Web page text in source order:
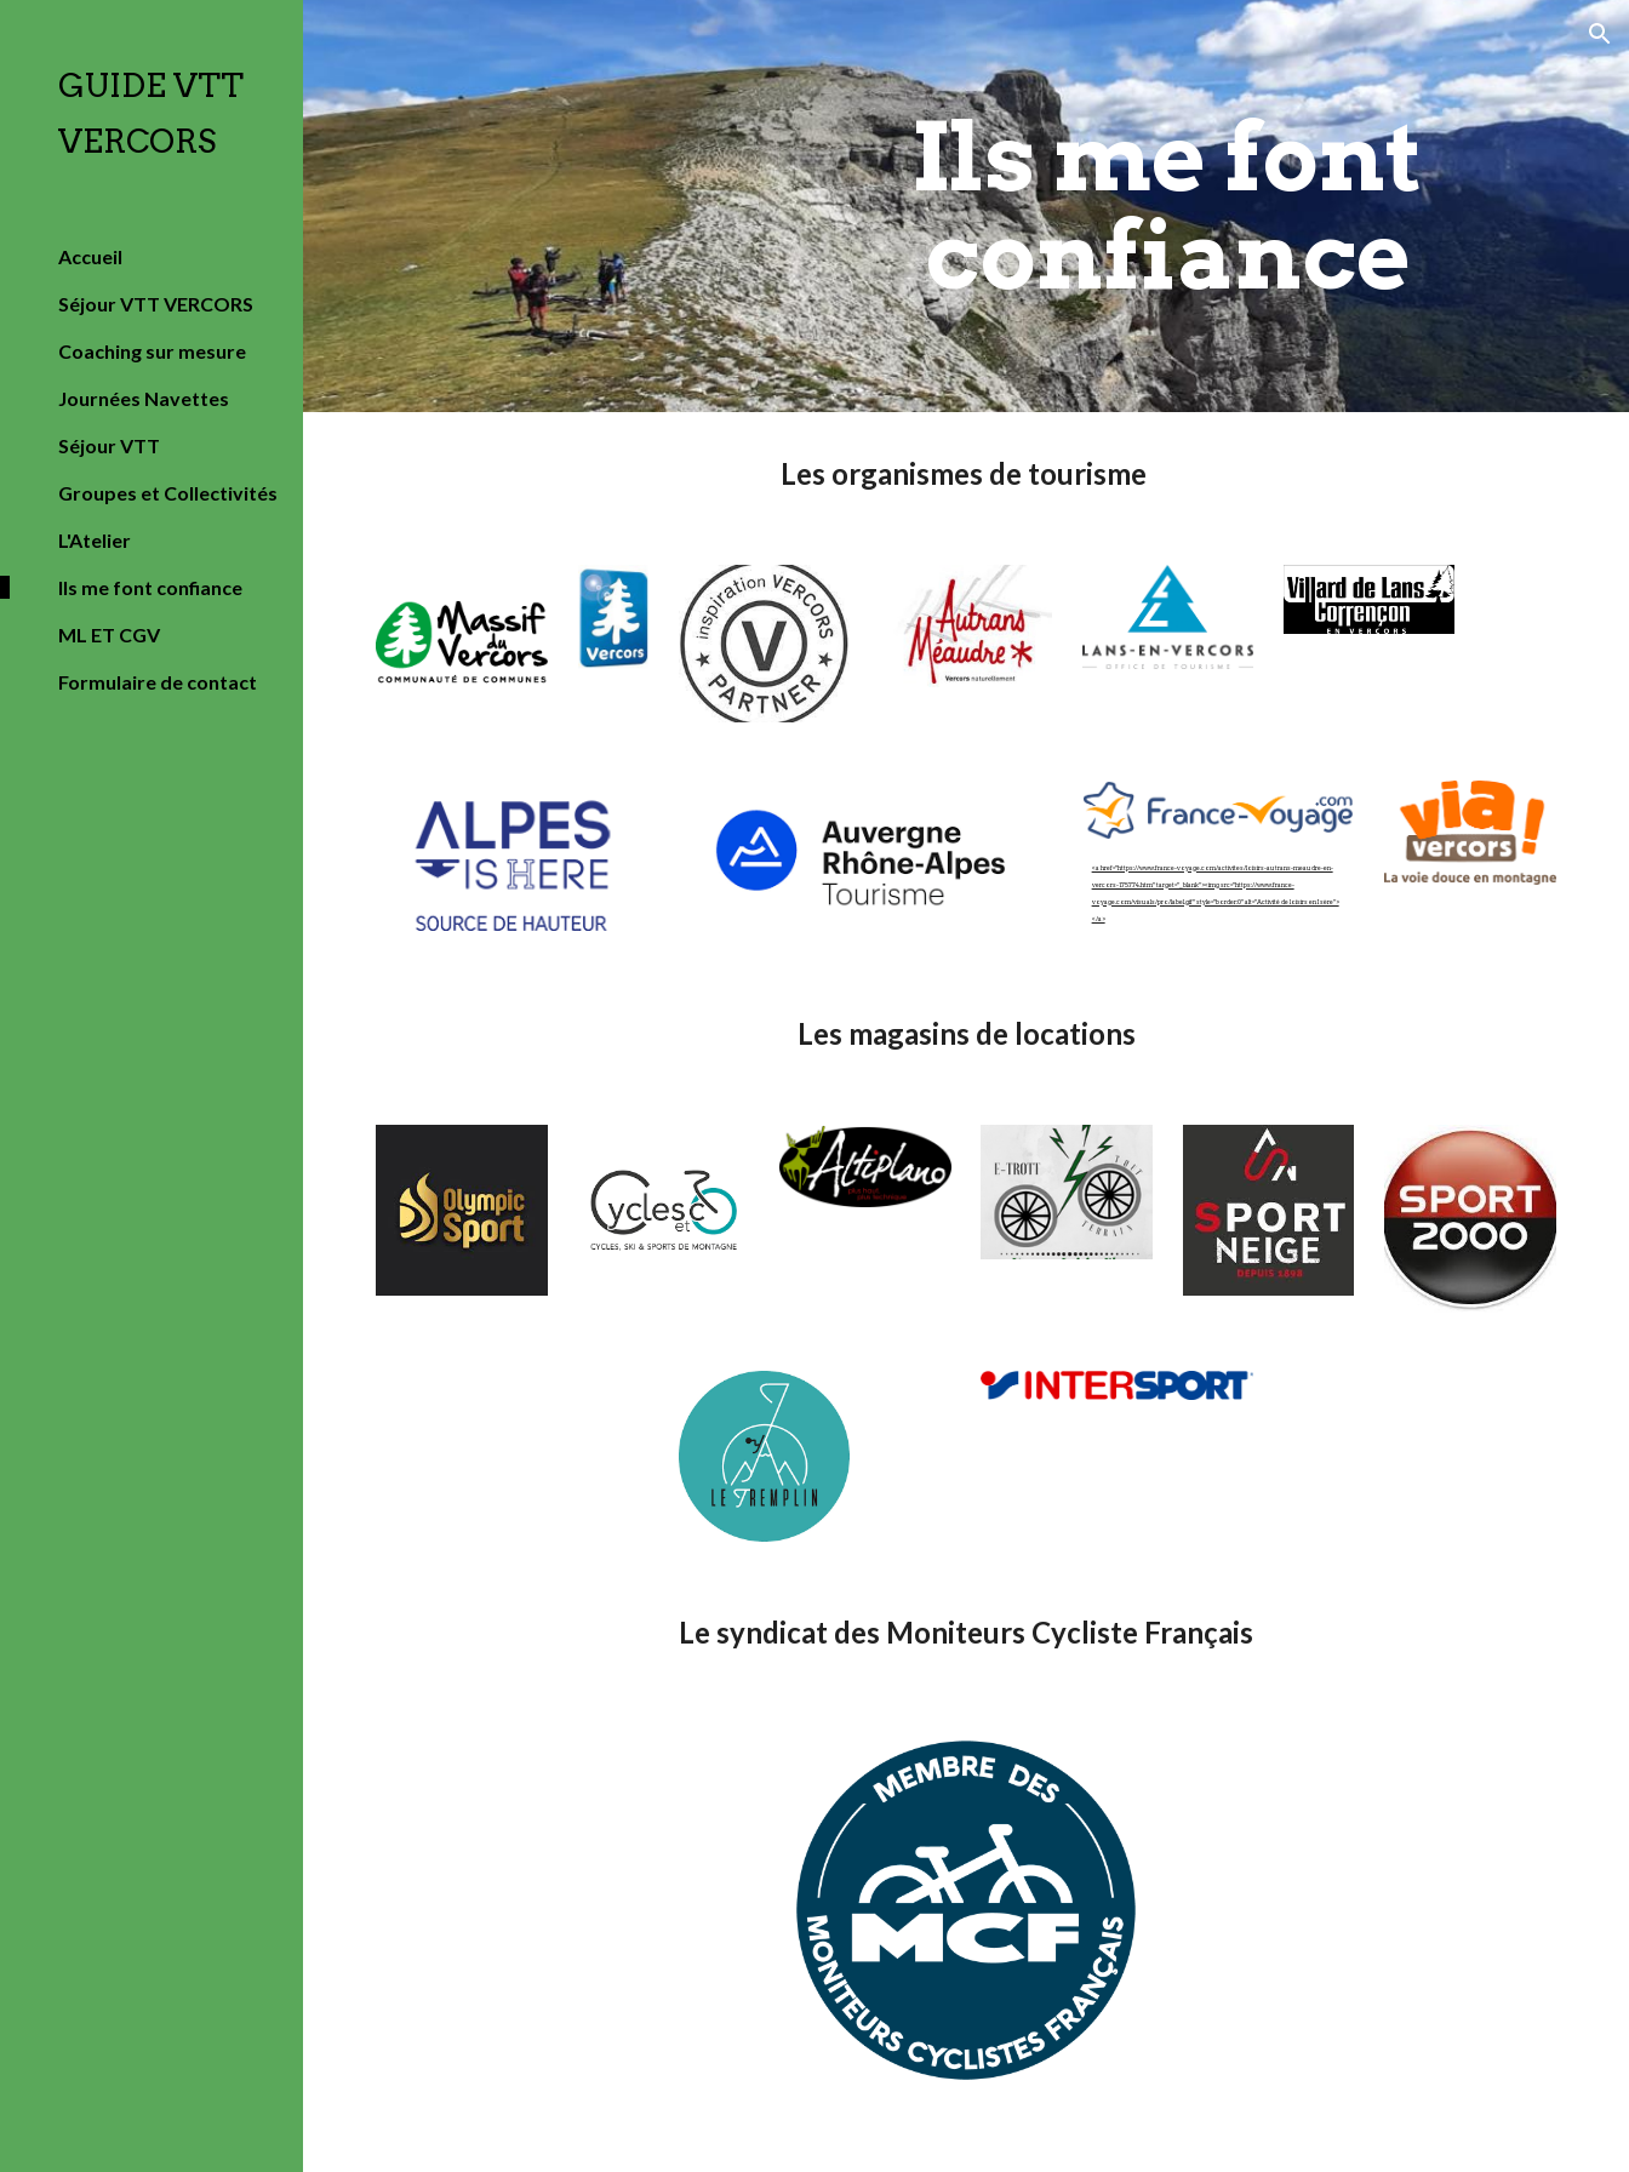
Skip to main content Skip to navigation
GUIDE VTT
VERCORS
Accueil
Séjour VTT VERCORS
Coaching sur mesure
Journées Navettes
Séjour VTT
Groupes et Collectivités
L'Atelier
Ils me font confiance
ML ET CGV
Formulaire de contact
Ils me font
confiance
Les organismes de tourisme
<a href="https://www.france-voyage.com/activites/loisirs-autrans-meaudre-en-
vercors-175774.htm" target="_blank"><img src="https://www.france-
voyage.com/visuals/pro/label.gif" style="border:0" alt="Activité de loisirs en Isère">
</a>
Les magasins de locations
Le syndicat des Moniteurs Cycliste Français